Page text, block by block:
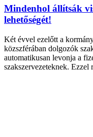
Mindenhol állítsák
lehetőségét!
Két évvel ezelőtt a
közszférában dolgozók
automatikusan levonja a
szakszervezeteknek. Ezzel